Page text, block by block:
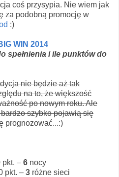
coś przysypia. Nie wiem jak
za podobną promocję w
:)
WIN 2014
spełnienia i ile punktów do
nie będzie aż tak
na to, że większość
po nowym roku. Ale
szybko pojawią się
prognozować...:)
pkt. – 6 nocy
pkt. – 3 różne sieci